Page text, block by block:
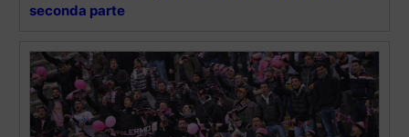
seconda parte